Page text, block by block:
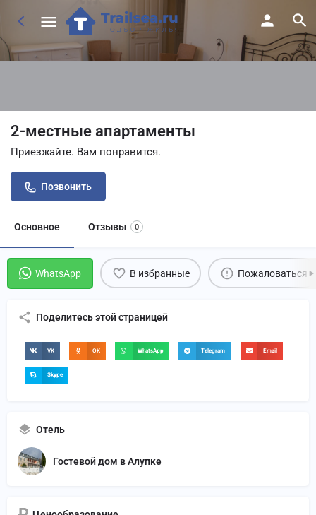
2-местные апартаменты
Приезжайте. Вам понравится.
Позвонить
Основное Отзывы 0
WhatsApp В избранные Пожаловаться
Поделитесь этой страницей
VK OK WhatsApp Telegram Email
Skype
Отель
Гостевой дом в Алупке